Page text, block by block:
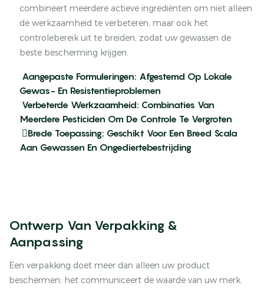
combineert meerdere actieve ingrediënten om niet alleen
de werkzaamheid te verbeteren, maar ook het
controlebereik uit te breiden, zodat uw gewassen de
beste bescherming krijgen.
Aangepaste Formuleringen: Afgestemd Op Lokale
Gewas- En Resistentieproblemen
Verbeterde Werkzaamheid: Combinaties Van
Meerdere Pesticiden Om De Controle Te Vergroten
Brede Toepassing: Geschikt Voor Een Breed Scala
Aan Gewassen En Ongediertebestrijding
Ontwerp Van Verpakking &
Aanpassing
Een verpakking doet meer dan alleen uw product
beschermen; het communiceert de waarde van uw merk.